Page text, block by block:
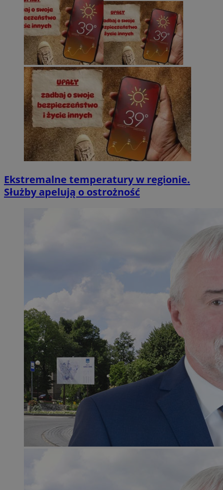
Ekstremalne temperatury w regionie.
Służby apelują o ostrożność